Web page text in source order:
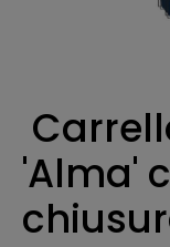
'Alma'